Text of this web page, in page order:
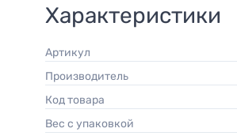
Характеристики
Артикул
Производитель
Код товара
Вес с упаковкой